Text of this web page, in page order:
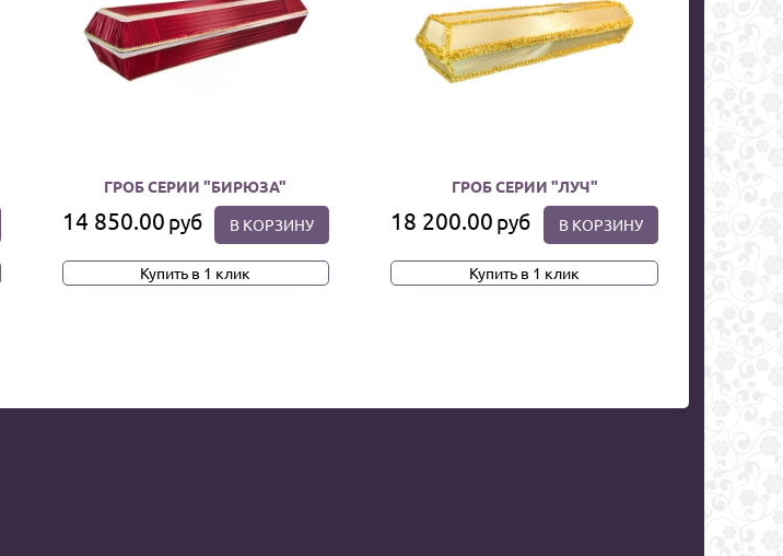
ГРОБ СЕРИИ "БИРЮЗА"
14 850.00 руб В КОРЗИНУ
Купить в 1 клик
ГРОБ СЕРИИ "ЛУЧ"
18 200.00 руб В КОРЗИНУ
Купить в 1 клик